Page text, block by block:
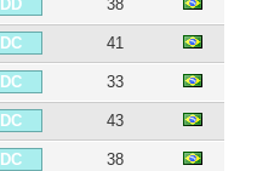
DD 38
DC 41
DC 33
DC 43
DC 38